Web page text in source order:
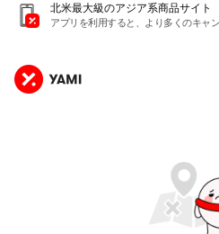
北米最大級のアジア系商品サイト
アプリを利用すると、より多くのキャ